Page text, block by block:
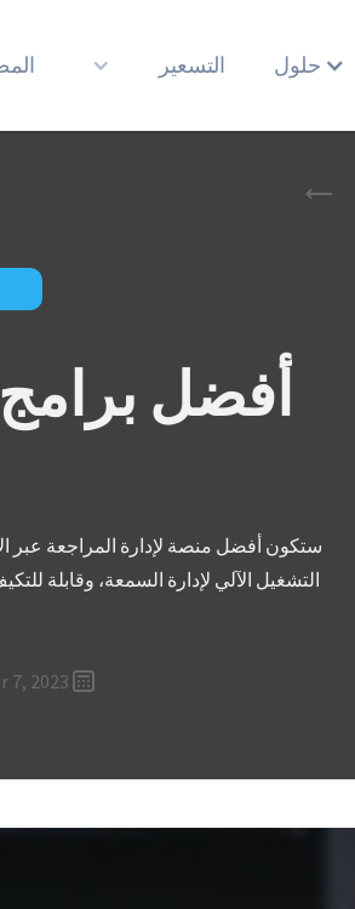
حلول التسعير
أفضل برامج
ستكون أفضل منصة لإدارة المراجعة عبر
التشغيل الآلي لإدارة السمعة، وقابلة
7, 2023